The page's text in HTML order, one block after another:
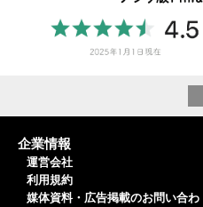
企業情報
運営会社
利用規約
媒体資料・広告掲載のお問い合わ